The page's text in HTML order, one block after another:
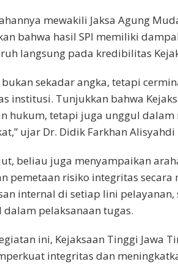
mewakili Jaksa Agung
bahwa hasil SPI memiliki
langsung pada kredibilitas
bukan sekadar angka, tetapi
institusi. Tunjukkan bahwa
hukum, tetapi juga unggul
ujar Dr. Didik Farkhan Alisyahdi
beliau juga menyampaikan
pemetaan risiko integritas
internal di setiap lini
dalam pelaksanaan tugas.
ini, Kejaksaan Tinggi Jawa
integritas dan